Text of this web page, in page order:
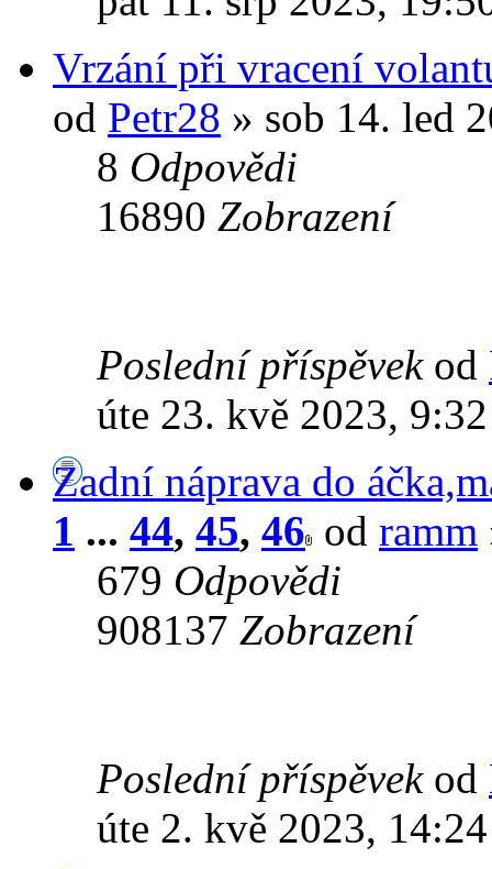
Vrzání při vracení
od Petr28 » sob 14. led
8 Odpovědi
16890 Zobrazení
Poslední příspěvek od
úte 23. kvě 2023, 9:32
Zadní náprava do
1 ... 44, 45, 46 od ramm
679 Odpovědi
908137 Zobrazení
Poslední příspěvek od
úte 2. kvě 2023, 14:24